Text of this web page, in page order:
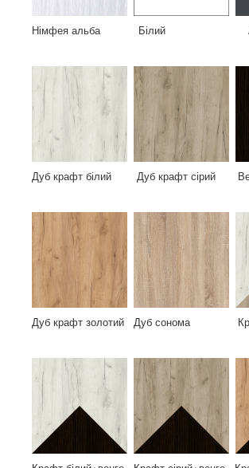
Німфея альба Білий
Дуб крафт білий Дуб крафт сірий
Дуб крафт золотий Дуб сонома